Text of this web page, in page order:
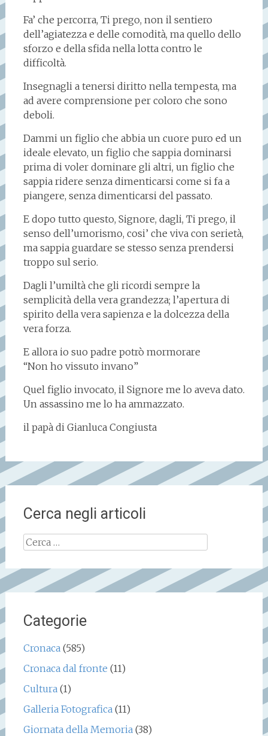
Fa’ che percorra, Ti prego, non il sentiero
dell’agiatezza e delle comodità, ma quello dello
sforzo e della sfida nella lotta contro le
difficoltà.
Insegnagli a tenersi diritto nella tempesta, ma
ad avere comprensione per coloro che sono
deboli.
Dammi un figlio che abbia un cuore puro ed un
ideale elevato, un figlio che sappia dominarsi
prima di voler dominare gli altri, un figlio che
sappia ridere senza dimenticarsi come si fa a
piangere, senza dimenticarsi del passato.
E dopo tutto questo, Signore, dagli, Ti prego, il
senso dell’umorismo, cosi’ che viva con serietà,
ma sappia guardare se stesso senza prendersi
troppo sul serio.
Dagli l’umiltà che gli ricordi sempre la
semplicità della vera grandezza; l’apertura di
spirito della vera sapienza e la dolcezza della
vera forza.
E allora io suo padre potrò mormorare
“Non ho vissuto invano”
Quel figlio invocato, il Signore me lo aveva dato.
Un assassino me lo ha ammazzato.
il papà di Gianluca Congiusta
Cerca negli articoli
Ricerca
per:
Categorie
Cronaca (585)
Cronaca dal fronte (11)
Cultura (1)
Galleria Fotografica (11)
Giornata della Memoria (38)